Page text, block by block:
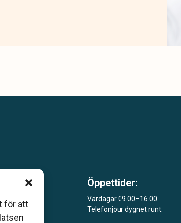
för att
Öppettider:
Vardagar 09.00–16.00.
Telefonjour dygnet runt.